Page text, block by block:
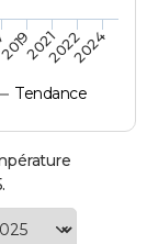
Tendance
202120222024